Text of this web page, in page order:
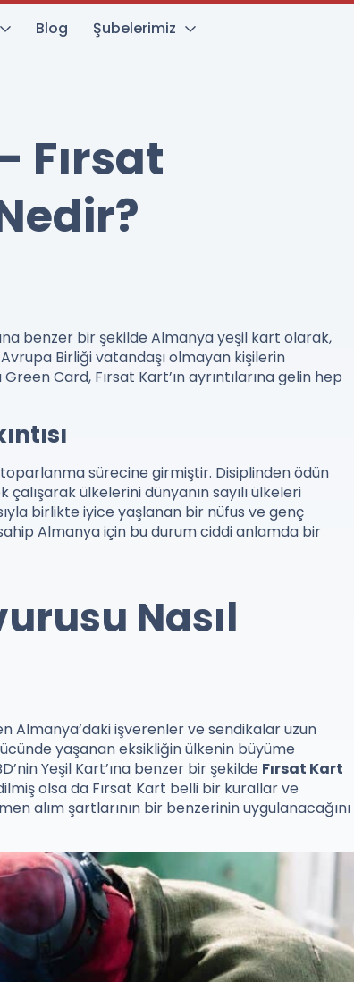
Blog Şubelerimiz
Fırsat
benzer bir şekilde Almanya yeşil kart olarak,
Birliği vatandaşı olmayan kişilerin
Card, Fırsat Kart’ın ayrıntılarına gelin hep
toparlanma sürecine girmiştir. Disiplinden ödün
ülkelerini dünyanın sayılı ülkeleri
birlikte iyice yaşlanan bir nüfus ve genç
Almanya için bu durum ciddi anlamda bir
Nasıl
Almanya’daki işverenler ve sendikalar uzun
yaşanan eksikliğin ülkenin büyüme
Yeşil Kart’ına benzer bir şekilde Fırsat Kart
olsa da Fırsat Kart belli bir kurallar ve
alım şartlarının bir benzerinin uygulanacağını